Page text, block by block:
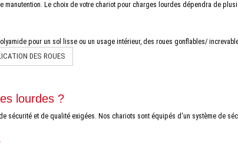
Le choix de votre chariot pour charges lourdes dépendra de
pour un sol lisse ou un usage intérieur, des roues gonflables/
DES ROUES
lourdes ?
et de qualité exigées. Nos chariots sont équipés d'un système de